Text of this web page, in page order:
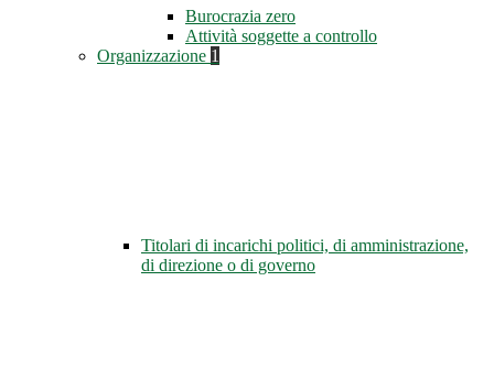
Burocrazia zero
Attività soggette a controllo
Organizzazione 1
Titolari di incarichi politici, di amministrazione,
di direzione o di governo